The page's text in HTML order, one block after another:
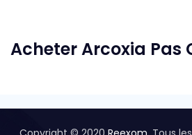
Acheter Arcoxia Pas